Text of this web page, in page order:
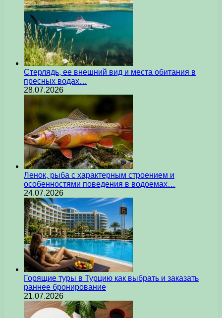
Стерлядь, ее внешний вид и места обитания в
пресных водах…
28.07.2026
Ленок, рыба с характерным строением и
особенностями поведения в водоемах…
24.07.2026
Горящие туры в Турцию как выбрать и заказать
раннее бронирование
21.07.2026